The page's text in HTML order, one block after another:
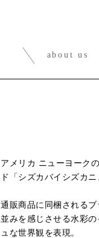
about us
アメリカ ニューヨーク
ド「シズカバイシズカニ
通販商品に同梱されるブ
並みを感じさせる水彩
ュな世界観を表現。